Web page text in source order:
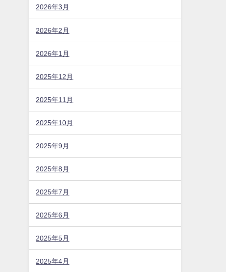
2026年3月
2026年2月
2026年1月
2025年12月
2025年11月
2025年10月
2025年9月
2025年8月
2025年7月
2025年6月
2025年5月
2025年4月